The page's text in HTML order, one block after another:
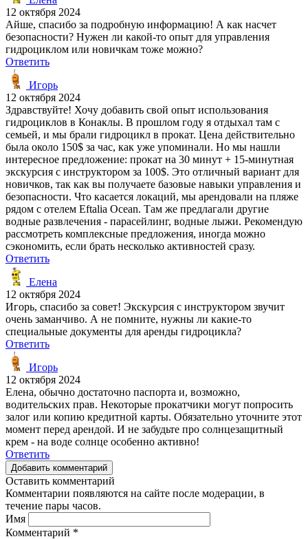
12 октября 2024
Айше, спасибо за подробную информацию! А как насчет
безопасности? Нужен ли какой-то опыт для управления
гидроциклом или новичкам тоже можно?
Ответить
Игорь
12 октября 2024
Здравствуйте! Хочу добавить свой опыт использования
гидроциклов в Конаклы. В прошлом году я отдыхал там с
семьей, и мы брали гидроцикл в прокат. Цена действительно
была около 150$ за час, как уже упоминали. Но мы нашли
интересное предложение: прокат на 30 минут + 15-минутная
экскурсия с инструктором за 100$. Это отличный вариант для
новичков, так как вы получаете базовые навыки управления и
безопасности. Что касается локаций, мы арендовали на пляже
рядом с отелем Eftalia Ocean. Там же предлагали другие
водные развлечения - парасейлинг, водные лыжи. Рекомендую
рассмотреть комплексные предложения, иногда можно
сэкономить, если брать несколько активностей сразу.
Ответить
Елена
12 октября 2024
Игорь, спасибо за совет! Экскурсия с инструктором звучит
очень заманчиво. А не помните, нужны ли какие-то
специальные документы для аренды гидроцикла?
Ответить
Игорь
12 октября 2024
Елена, обычно достаточно паспорта и, возможно,
водительских прав. Некоторые прокатчики могут попросить
залог или копию кредитной карты. Обязательно уточните этот
момент перед арендой. И не забудьте про солнцезащитный
крем - на воде солнце особенно активно!
Ответить
Добавить комментарий
Оставить комментарий
Комментарии появляются на сайте после модерации, в
течение пары часов.
Имя
Комментарий *